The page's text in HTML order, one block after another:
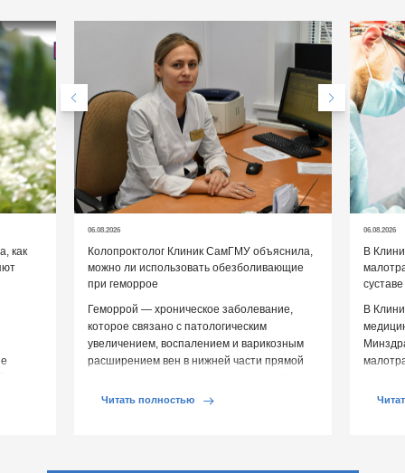
как
06.08.2026
Колопроктолог Клиник СамГМУ объяснила,
можно ли использовать обезболивающие
при геморрое
Геморрой — хроническое заболевание,
которое связано с патологическим
увеличением, воспалением и варикозным
расширением вен в нижней части прямой
обострении […]
Читать полностью
06.08.2026
В
суставе
В